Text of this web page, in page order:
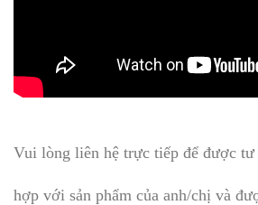
Vui lòng liên hệ trực tiếp để được tư
hợp với sản phẩm của anh/chị và